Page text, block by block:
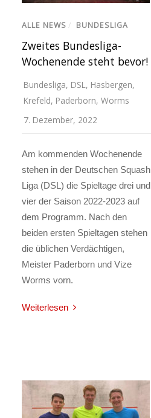
ALLE NEWS / BUNDESLIGA
Zweites Bundesliga-
Wochenende steht bevor!
Bundesliga, DSL, Hasbergen,
Krefeld, Paderborn, Worms
7. Dezember, 2022
Am kommenden Wochenende
stehen in der Deutschen Squash
Liga (DSL) die Spieltage drei und
vier der Saison 2022-2023 auf
dem Programm. Nach den
beiden ersten Spieltagen stehen
die üblichen Verdächtigen,
Meister Paderborn und Vize
Worms vorn.
Weiterlesen